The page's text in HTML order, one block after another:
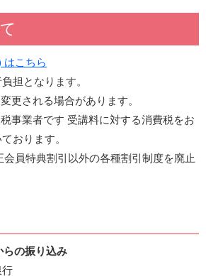
はこちら
担となります。
更される場合があります。
事業者です 受講料に対する消費税をお
おります。
員特典割引以外の各種割引制度を廃止
らの振り込み